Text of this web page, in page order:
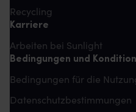
Recycling
Karriere
Arbeiten bei Sunlight
Bedingungen und
Bedingungen für die
Datenschutzbestimmungen